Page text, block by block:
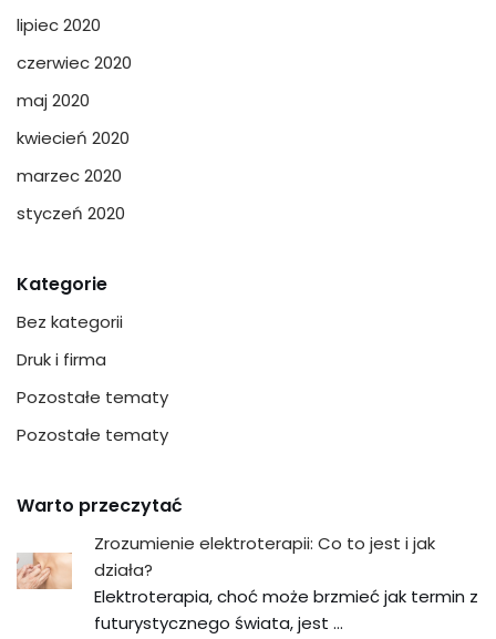
lipiec 2020
czerwiec 2020
maj 2020
kwiecień 2020
marzec 2020
styczeń 2020
Kategorie
Bez kategorii
Druk i firma
Pozostałe tematy
Pozostałe tematy
Warto przeczytać
Zrozumienie elektroterapii: Co to jest i jak
działa?
Elektroterapia, choć może brzmieć jak termin z
futurystycznego świata, jest …